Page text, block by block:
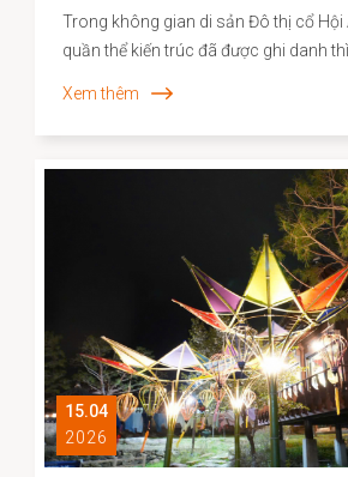
Trong không gian di sản Đô thị cổ Hội
quần thể kiến trúc đã được ghi danh
và năng lực sáng tạo của cộng đồng
phương. Những năm gần đây, công
diện và xây dựng hồ sơ khoa học đối
hóa phi vật thể đã được triển khai một
góp phần định hình cơ sở dữ liệu
lược bảo tồn và phát huy giá trị di sản
Xem thêm
15.04
2026